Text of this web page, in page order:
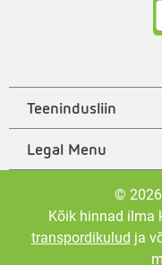
Teenindusliin
Legal Menu
© 2026
Kõik hinnad ilma
transpordikulud ja